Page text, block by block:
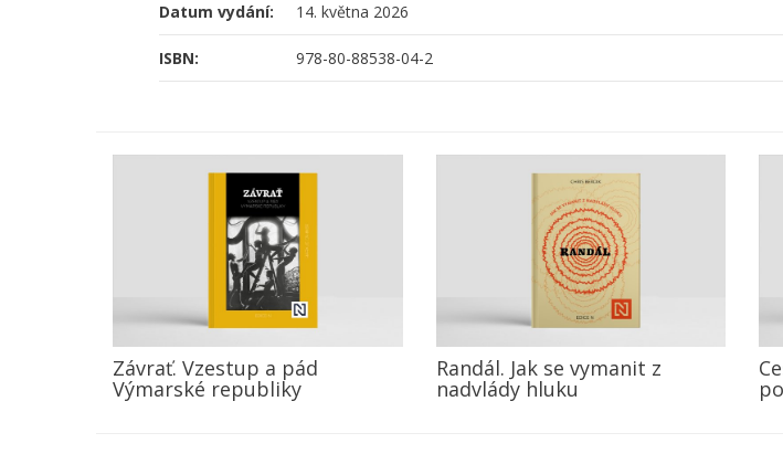
Datum vydání: 14. května 2026
ISBN: 978-80-88538-04-2
Závrať. Vzestup a pád
Výmarské republiky
Randál. Jak se vymanit z
nadvlády hluku